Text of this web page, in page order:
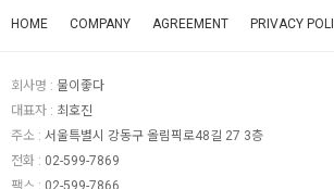
HOME COMPANY AGREEMENT PRIVACY
회사명 : 물이좋다
대표자 : 최호진
주소 : 서울특별시 강동구 올림픽로48길 27 3층
전화 : 02-599-7869
팩스 : 02-599-7866